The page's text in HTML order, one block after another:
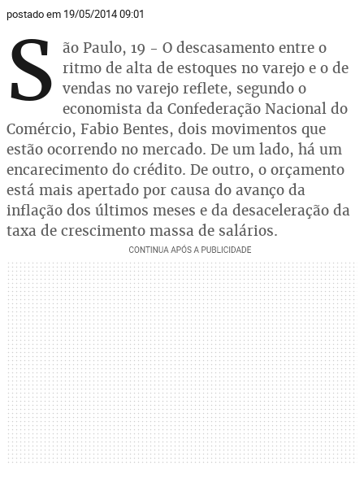
postado em 19/05/2014 09:01
S ão Paulo, 19 - O descasamento entre o
ritmo de alta de estoques no varejo e o de
vendas no varejo reflete, segundo o
economista da Confederação Nacional do
Comércio, Fabio Bentes, dois movimentos que
estão ocorrendo no mercado. De um lado, há um
encarecimento do crédito. De outro, o orçamento
está mais apertado por causa do avanço da
inflação dos últimos meses e da desaceleração da
taxa de crescimento massa de salários.